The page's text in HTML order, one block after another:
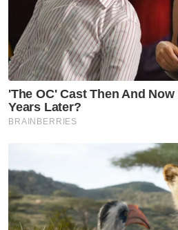
Perak
Dari tukang
Perak